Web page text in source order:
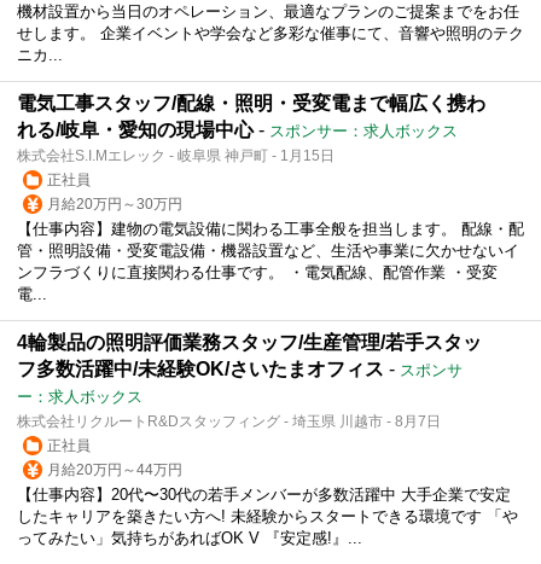
機材設置から当日のオペレーション、最適なプランのご提案までをお任
せします。 企業イベントや学会など多彩な催事にて、音響や照明のテク
ニカ...
電気工事スタッフ/配線・照明・受変電まで幅広く携わ
れる/岐阜・愛知の現場中心- スポンサー：求人ボックス
株式会社S.I.Mエレック - 岐阜県 神戸町 - 1月15日
正社員
月給20万円～30万円
【仕事内容】建物の電気設備に関わる工事全般を担当します。 配線・配
管・照明設備・受変電設備・機器設置など、生活や事業に欠かせないイ
ンフラづくりに直接関わる仕事です。 ・電気配線、配管作業 ・受変
電...
4輪製品の照明評価業務スタッフ/生産管理/若手スタッ
フ多数活躍中/未経験OK/さいたまオフィス - スポンサ
ー：求人ボックス
株式会社リクルートR&Dスタッフィング - 埼玉県 川越市 - 8月7日
正社員
月給20万円～44万円
【仕事内容】20代〜30代の若手メンバーが多数活躍中 大手企業で安定
したキャリアを築きたい方へ! 未経験からスタートできる環境です 「や
ってみたい」気持ちがあればOK V 『安定感!』...